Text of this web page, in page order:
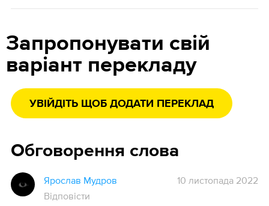
Запропонувати свій
варіант перекладу
УВІЙДІТЬ ЩОБ ДОДАТИ ПЕРЕКЛАД
Обговорення слова
Ярослав Мудров
10 листопада 2022
Відповісти